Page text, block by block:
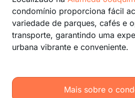
condomínio proporciona fácil
variedade de parques, cafés e
transporte, garantindo uma
urbana vibrante e conveniente.
Mais sobre o